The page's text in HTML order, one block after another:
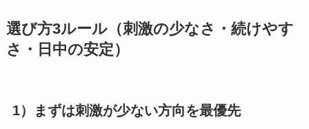
選び方3ルール（刺激の少なさ・続けやす
さ・日中の安定）
1）まずは刺激が少ない方向を最優先